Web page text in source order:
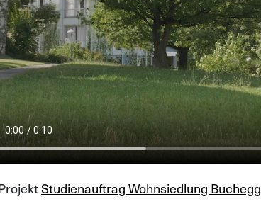
Studienauftrag Wohnsiedlung Buchegg